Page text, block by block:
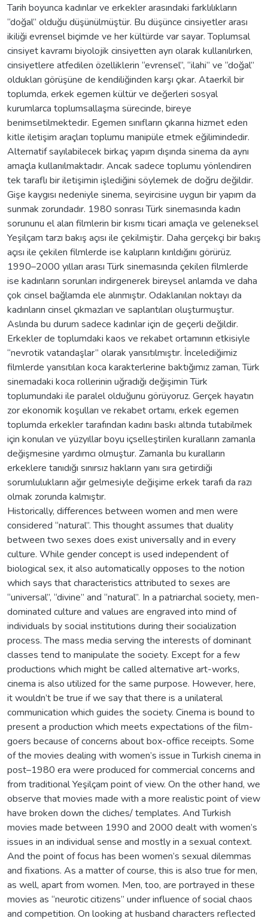
Tarih boyunca kadınlar ve erkekler arasındaki farklılıkların
“doğal” olduğu düşünülmüştür. Bu düşünce cinsiyetler arası
ikiliği evrensel biçimde ve her kültürde var sayar. Toplumsal
cinsiyet kavramı biyolojik cinsiyetten ayrı olarak kullanılırken,
cinsiyetlere atfedilen özelliklerin “evrensel”, “ilahi” ve “doğal”
oldukları görüşüne de kendiliğinden karşı çıkar. Ataerkil bir
toplumda, erkek egemen kültür ve değerleri sosyal
kurumlarca toplumsallaşma sürecinde, bireye
benimsetilmektedir. Egemen sınıfların çıkarına hizmet eden
kitle iletişim araçları toplumu manipüle etmek eğilimindedir.
Alternatif sayılabilecek birkaç yapım dışında sinema da aynı
amaçla kullanılmaktadır. Ancak sadece toplumu yönlendiren
tek taraflı bir iletişimin işlediğini söylemek de doğru değildir.
Gişe kaygısı nedeniyle sinema, seyircisine uygun bir yapım da
sunmak zorundadır. 1980 sonrası Türk sinemasında kadın
sorununu el alan filmlerin bir kısmı ticari amaçla ve geleneksel
Yeşilçam tarzı bakış açısı ile çekilmiştir. Daha gerçekçi bir bakış
açısı ile çekilen filmlerde ise kalıpların kırıldığını görürüz.
1990–2000 yılları arası Türk sinemasında çekilen filmlerde
ise kadınların sorunları indirgenerek bireysel anlamda ve daha
çok cinsel bağlamda ele alınmıştır. Odaklanılan noktayı da
kadınların cinsel çıkmazları ve saplantıları oluşturmuştur.
Aslında bu durum sadece kadınlar için de geçerli değildir.
Erkekler de toplumdaki kaos ve rekabet ortamının etkisiyle
“nevrotik vatandaşlar” olarak yansıtılmıştır. İncelediğimiz
filmlerde yansıtılan koca karakterlerine baktığımız zaman, Türk
sinemadaki koca rollerinin uğradığı değişimin Türk
toplumundaki ile paralel olduğunu görüyoruz. Gerçek hayatın
zor ekonomik koşulları ve rekabet ortamı, erkek egemen
toplumda erkekler tarafından kadını baskı altında tutabilmek
için konulan ve yüzyıllar boyu içselleştirilen kuralların zamanla
değişmesine yardımcı olmuştur. Zamanla bu kuralların
erkeklere tanıdığı sınırsız hakların yanı sıra getirdiği
sorumlulukların ağır gelmesiyle değişime erkek tarafı da razı
olmak zorunda kalmıştır.
Historically, differences between women and men were
considered “natural”. This thought assumes that duality
between two sexes does exist universally and in every
culture. While gender concept is used independent of
biological sex, it also automatically opposes to the notion
which says that characteristics attributed to sexes are
“universal”, “divine” and “natural”. In a patriarchal society, men-
dominated culture and values are engraved into mind of
individuals by social institutions during their socialization
process. The mass media serving the interests of dominant
classes tend to manipulate the society. Except for a few
productions which might be called alternative art-works,
cinema is also utilized for the same purpose. However, here,
it wouldn’t be true if we say that there is a unilateral
communication which guides the society. Cinema is bound to
present a production which meets expectations of the film-
goers because of concerns about box-office receipts. Some
of the movies dealing with women’s issue in Turkish cinema in
post–1980 era were produced for commercial concerns and
from traditional Yeşilçam point of view. On the other hand, we
observe that movies made with a more realistic point of view
have broken down the cliches/ templates. And Turkish
movies made between 1990 and 2000 dealt with women’s
issues in an individual sense and mostly in a sexual context.
And the point of focus has been women’s sexual dilemmas
and fixations. As a matter of course, this is also true for men,
as well, apart from women. Men, too, are portrayed in these
movies as “neurotic citizens” under influence of social chaos
and competition. On looking at husband characters reflected